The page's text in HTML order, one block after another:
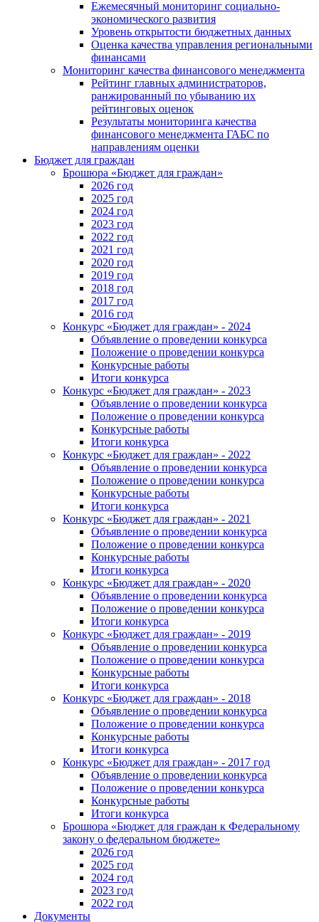
Ежемесячный мониторинг социально-
экономического развития
Уровень открытости бюджетных данных
Оценка качества управления региональными
финансами
Мониторинг качества финансового менеджмента
Рейтинг главных администраторов,
ранжированный по убыванию их
рейтинговых оценок
Результаты мониторинга качества
финансового менеджмента ГАБС по
направлениям оценки
Бюджет для граждан
Брошюра «Бюджет для граждан»
2026 год
2025 год
2024 год
2023 год
2022 год
2021 год
2020 год
2019 год
2018 год
2017 год
2016 год
Конкурс «Бюджет для граждан» - 2024
Объявление о проведении конкурса
Положение о проведении конкурса
Конкурсные работы
Итоги конкурса
Конкурс «Бюджет для граждан» - 2023
Объявление о проведении конкурса
Положение о проведении конкурса
Конкурсные работы
Итоги конкурса
Конкурс «Бюджет для граждан» - 2022
Объявление о проведении конкурса
Положение о проведении конкурса
Конкурсные работы
Итоги конкурса
Конкурс «Бюджет для граждан» - 2021
Объявление о проведении конкурса
Положение о проведении конкурса
Конкурсные работы
Итоги конкурса
Конкурс «Бюджет для граждан» - 2020
Объявление о проведении конкурса
Положение о проведении конкурса
Итоги конкурса
Конкурс «Бюджет для граждан» - 2019
Объявление о проведении конкурса
Положение о проведении конкурса
Конкурсные работы
Итоги конкурса
Конкурс «Бюджет для граждан» - 2018
Объявление о проведении конкурса
Положение о проведении конкурса
Конкурсные работы
Итоги конкурса
Конкурс «Бюджет для граждан» - 2017 год
Объявление о проведении конкурса
Положение о проведении конкурса
Конкурсные работы
Итоги конкурса
Брошюра «Бюджет для граждан к Федеральному
закону о федеральном бюджете»
2026 год
2025 год
2024 год
2023 год
2022 год
Документы